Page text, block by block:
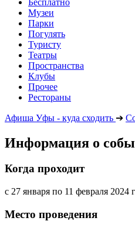
Музеи
Парки
Погулять
Туристу
Театры
Пространства
Клубы
Прочее
Рестораны
Афиша Уфы - куда сходить ➔
Информация о
Когда проходит
с 27 января по 11 февраля 2024
Место проведения